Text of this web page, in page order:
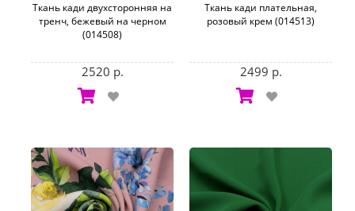
Ткань кади двухсторонняя на
тренч, бежевый на черном
(014508)
2520 р.
Ткань кади плательная,
розовый крем (014513)
2499 р.